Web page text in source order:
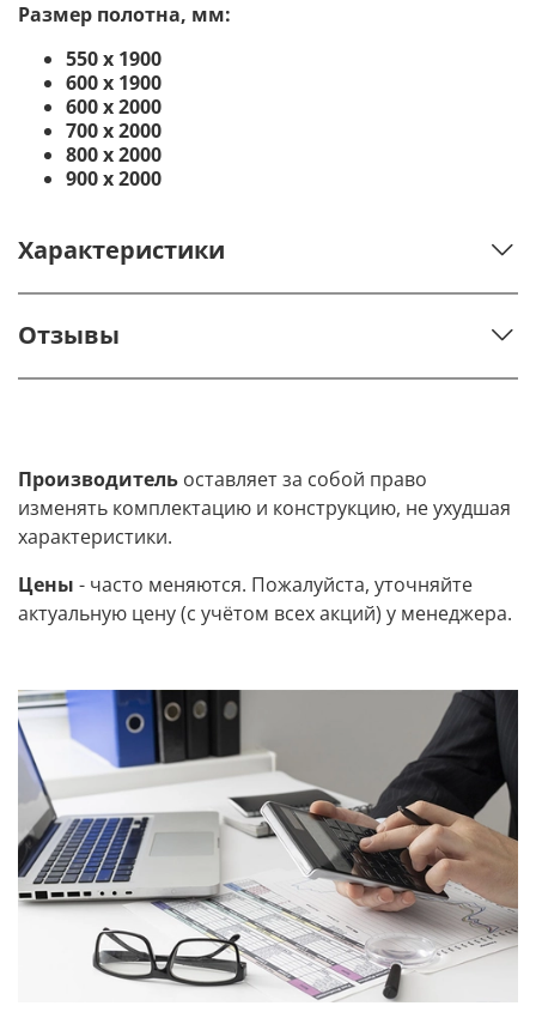
Размер полотна, мм:
550 х 1900
600 х 1900
600 х 2000
700 х 2000
800 х 2000
900 х 2000
Характеристики
Отзывы
Производитель оставляет за собой право
изменять комплектацию и конструкцию, не ухудшая
характеристики.
Цены - часто меняются. Пожалуйста, уточняйте
актуальную цену (с учётом всех акций) у менеджера.